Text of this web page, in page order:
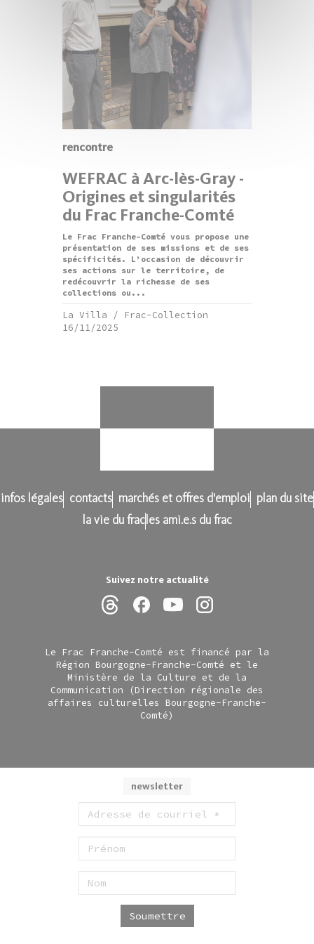
Suivez notre actualité
newsletter
Soumettre
rencontre
WEFRAC à Arc-lès-Gray -
Origines et singularités
du Frac Franche-Comté
Le Frac Franche-Comté vous propose une
présentation de ses missions et de ses
spécificités. L’occasion de découvrir
ses actions sur le territoire, de
redécouvrir la richesse de ses
collections ou...
La Villa / Frac-Collection
16/11/2025
infos légales contacts marchés et offres d'emploi
plan du site
la vie du frac les ami.e.s du frac
Le Frac Franche-Comté est financé par la
Région Bourgogne-Franche-Comté et le
Ministère de la Culture et de la
Communication (Direction régionale des
affaires culturelles Bourgogne-Franche-
Comté)